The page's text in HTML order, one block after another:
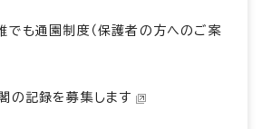
でも通園制度（保護者の方へのご案
の記録を募集します